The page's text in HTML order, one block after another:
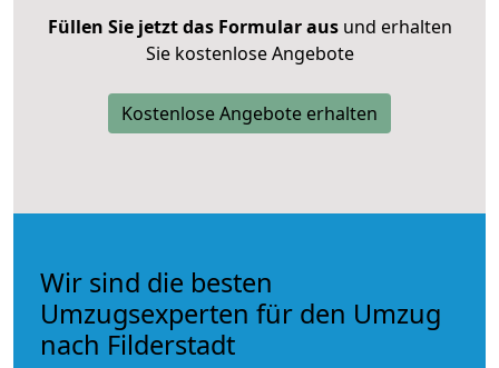
Füllen Sie jetzt das Formular ausund erhalten
Sie kostenlose Angebote
Kostenlose Angebote erhalten
Wir sind die besten
Umzugsexperten für den Umzug
nach Filderstadt